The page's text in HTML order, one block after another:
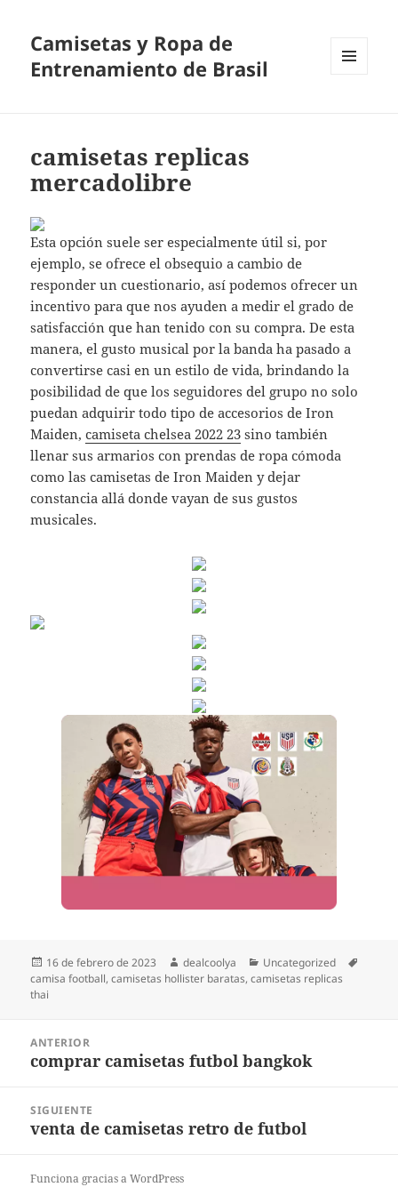
Camisetas y Ropa de
Entrenamiento de Brasil
camisetas replicas
mercadolibre
Esta opción suele ser especialmente útil si, por
ejemplo, se ofrece el obsequio a cambio de
responder un cuestionario, así podemos ofrecer un
incentivo para que nos ayuden a medir el grado de
satisfacción que han tenido con su compra. De esta
manera, el gusto musical por la banda ha pasado a
convertirse casi en un estilo de vida, brindando la
posibilidad de que los seguidores del grupo no solo
puedan adquirir todo tipo de accesorios de Iron
Maiden,camiseta chelsea 2022 23 sino también
llenar sus armarios con prendas de ropa cómoda
como las camisetas de Iron Maiden y dejar
constancia allá donde vayan de sus gustos
musicales.
Publicado
el
16 de febrero de 2023 Autor
dealcoolya Categorías
Uncategorized
camisa football,camisetas hollister baratas,camisetas replicas
thai
entradas
ANTERIOR
Entrada
comprar camisetas futbol bangkok
SIGUIENTE
Entrada
venta de camisetas retro de futbol
Funciona gracias a WordPress